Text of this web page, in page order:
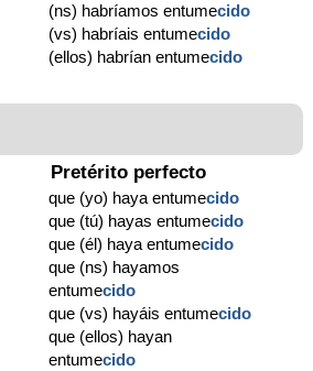
(ns) habríamos entumecido
(vs) habríais entumecido
(ellos) habrían entumecido
Pretérito perfecto
que (yo) haya entumecido
que (tú) hayas entumecido
que (él) haya entumecido
que (ns) hayamos
entumecido
que (vs) hayáis entumecido
que (ellos) hayan
entumecido